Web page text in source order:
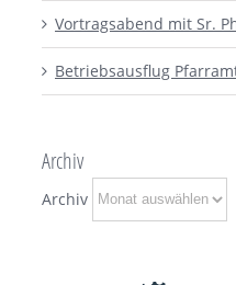
Vortragsabend mit Sr.
Betriebsausflug
Archiv
Archiv